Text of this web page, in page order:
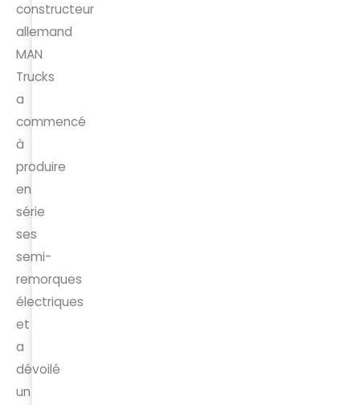
constructeur
allemand
MAN
Trucks
a
commencé
à
produire
en
série
ses
semi-
remorques
électriques
et
a
dévoilé
un